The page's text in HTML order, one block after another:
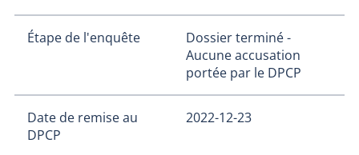
Étape de l'enquête
Dossier terminé -
Aucune accusation
portée par le DPCP
Date de remise au
DPCP
2022-12-23